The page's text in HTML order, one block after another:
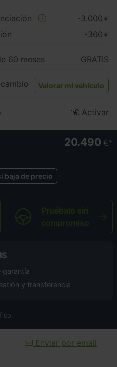
-3.000 €
-360 €
60 meses GRATIS
Valorar mi vehículo
Activar
20.490 €
baja de precio
Pruébalo sin
compromiso
garantía
y transferencia
Enviar por email